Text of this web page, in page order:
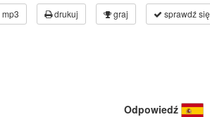
drukuj graj sprawdź się
Odpowiedź